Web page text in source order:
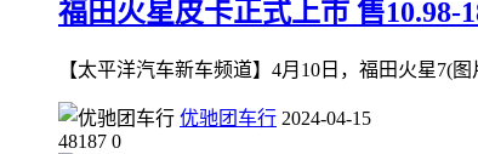
福田火星皮卡正式上市 售10.98-
【太平洋汽车新车频道】4月10日，福田火星7(
优驰团车行 2024-04-15
48187 0